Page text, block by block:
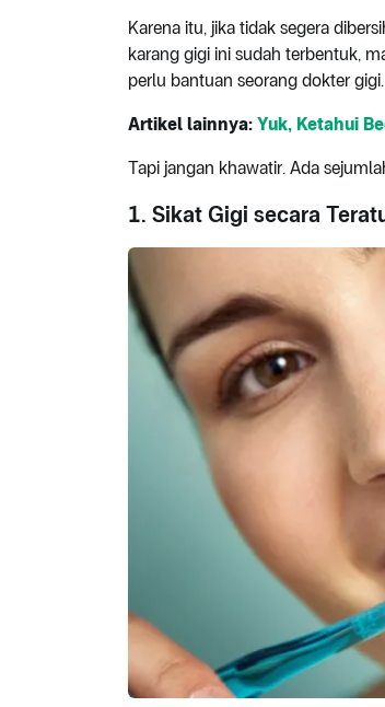
Karena itu, jika tidak segera
karang gigi ini sudah terbentuk,
perlu bantuan seorang dokter gigi.
Artikel lainnya: Yuk, Ketahui
Tapi jangan khawatir. Ada
1. Sikat Gigi secara